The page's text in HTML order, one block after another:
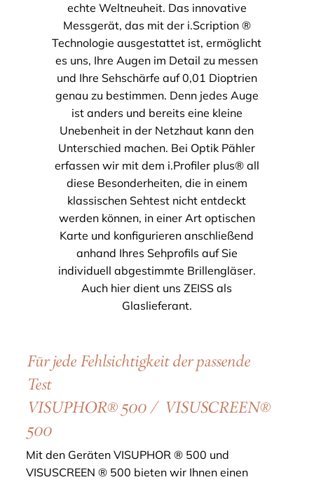
echte Weltneuheit. Das innovative
Messgerät, das mit der i.Scription ®
Technologie ausgestattet ist, ermöglicht
es uns, Ihre Augen im Detail zu messen
und Ihre Sehschärfe auf 0,01 Dioptrien
genau zu bestimmen. Denn jedes Auge
ist anders und bereits eine kleine
Unebenheit in der Netzhaut kann den
Unterschied machen. Bei Optik Pähler
erfassen wir mit dem i.Profiler plus® all
diese Besonderheiten, die in einem
klassischen Sehtest nicht entdeckt
werden können, in einer Art optischen
Karte und konfigurieren anschließend
anhand Ihres Sehprofils auf Sie
individuell abgestimmte Brillengläser.
Auch hier dient uns ZEISS als
Glaslieferant.
Für jede Fehlsichtigkeit der passende
Test
VISUPHOR® 500 / VISUSCREEN®
500
Mit den Geräten VISUPHOR ® 500 und
VISUSCREEN ® 500 bieten wir Ihnen einen